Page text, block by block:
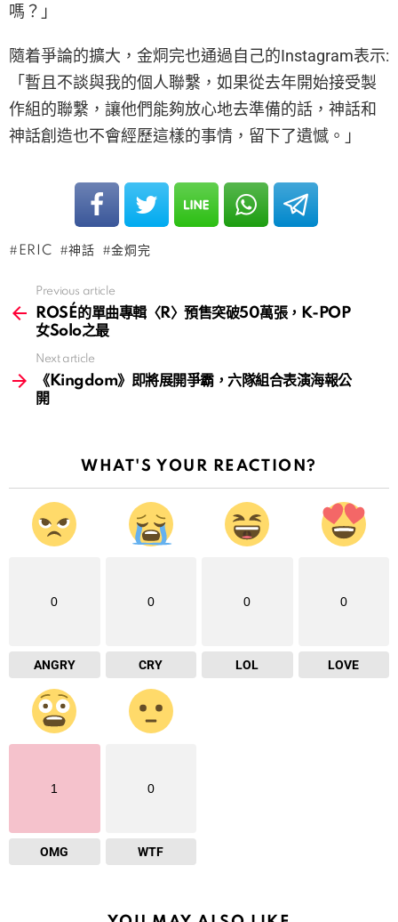
嗎？」
隨着爭論的擴大，金烔完也通過自己的Instagram表示:
「暫且不談與我的個人聯繫，如果從去年開始接受製
作組的聯繫，讓他們能夠放心地去準備的話，神話和
神話創造也不會經歷這樣的事情，留下了遺憾。」
ERIC 神話 金烔完
more
Previous article
ROSÉ的單曲專輯〈R〉預售突破50萬張，K-POP
女Solo之最
Next article
《Kingdom》即將展開爭霸，六隊組合表演海報公
開
WHAT'S YOUR REACTION?
0
ANGRY
0
CRY
0
LOL
0
LOVE
1
OMG
0
WTF